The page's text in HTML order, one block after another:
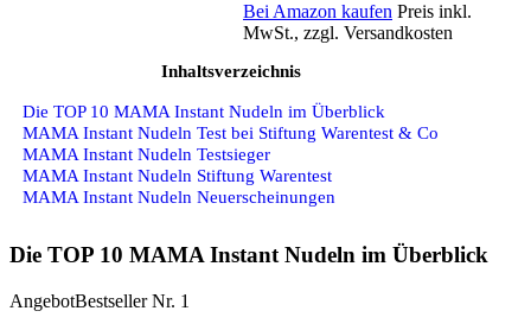
Bei Amazon kaufen Preis inkl.
MwSt., zzgl. Versandkosten
Inhaltsverzeichnis
Die TOP 10 MAMA Instant Nudeln im Überblick
MAMA Instant Nudeln Test bei Stiftung Warentest & Co
MAMA Instant Nudeln Testsieger
MAMA Instant Nudeln Stiftung Warentest
MAMA Instant Nudeln Neuerscheinungen
Die TOP 10 MAMA Instant Nudeln im Überblick
AngebotBestseller Nr. 1